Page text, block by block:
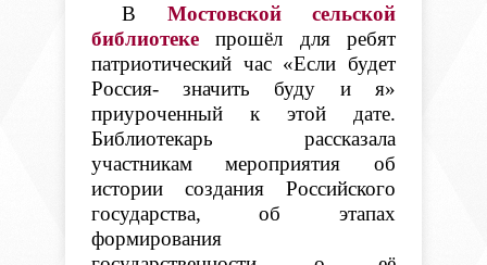
В Мостовской сельской
библиотекепрошёл для ребят
патриотический час «Если будет
Россия- значить буду и я»
приуроченный к этой дате.
Библиотекарь рассказала
участникам мероприятия об
истории создания Российского
государства, об этапах
формирования